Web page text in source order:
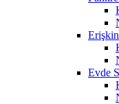
Evde